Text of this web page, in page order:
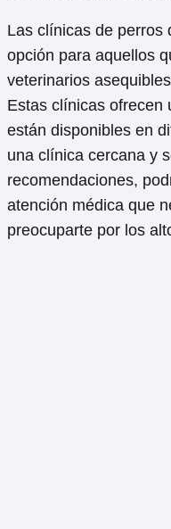
Las clínicas de perros
opción para aquellos
veterinarios
Estas clínicas ofrecen
están disponibles en
una clínica cercana y
recomendaciones,
atención médica que
preocuparte por los